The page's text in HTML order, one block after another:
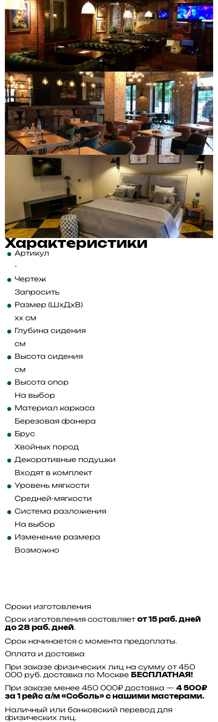
Характеристики
Артикул
-
Чертеж
Запросить
Размер (ШхДхВ)
xx см
Глубина сидения
см
Высота сидения
см
Высота опор
На выбор
Материал каркаса
Березовая фанера
Брус
Хвойных пород
Декоративные подушки
Входят в комплект
Уровень мягкости
Средней-мягкости
Система разложения
На выбор
Изменение размера
Возможно
Сроки изготовления
Срок изготовления составляет от 15 раб. дней
до 28 раб. дней .
Срок начинается с момента предоплаты.
Оплата и доставка
При заказе физических лиц на сумму от 450
000 руб. доставка по Москве БЕСПЛАТНАЯ!
При заказе менее 450 000₽ доставка — 4 500₽
за 1 рейс а/м «Соболь» с нашими мастерами.
Наличный или банковский перевод для
физических лиц.